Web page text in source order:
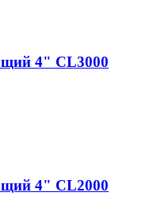
4" CL3000
4" CL2000